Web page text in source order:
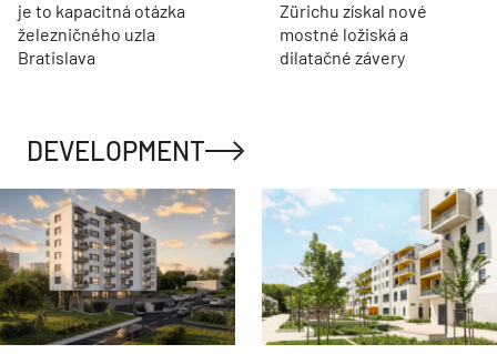
je to kapacitná otázka
železničného uzla
Bratislava
Zürichu získal nové
mostné ložiská a
dilatačné závery
DEVELOPMENT